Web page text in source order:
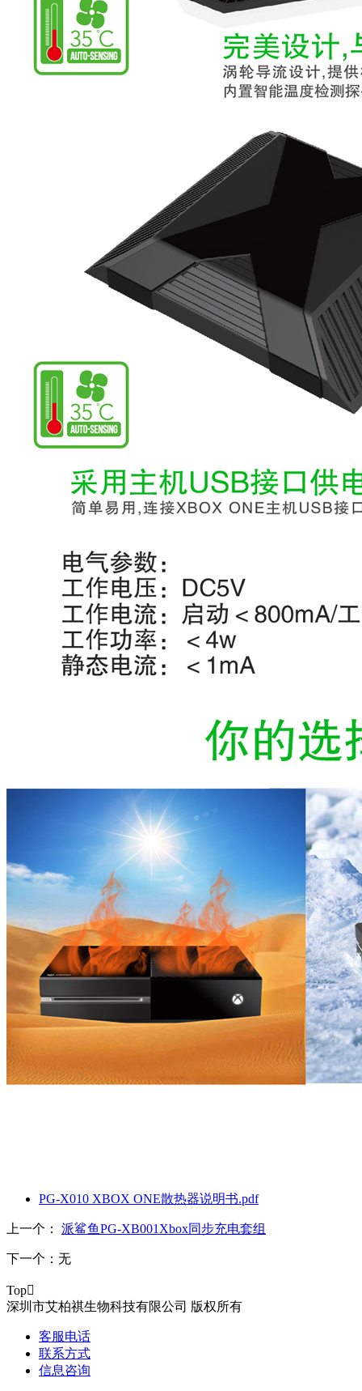
PG-X010 XBOX ONE散热器说明书.pdf
上一个： 派鲨鱼PG-XB001Xbox同步充电套组
下一个： 无
Top
深圳市艾柏祺生物科技有限公司 版权所有
客服电话
联系方式
信息咨询